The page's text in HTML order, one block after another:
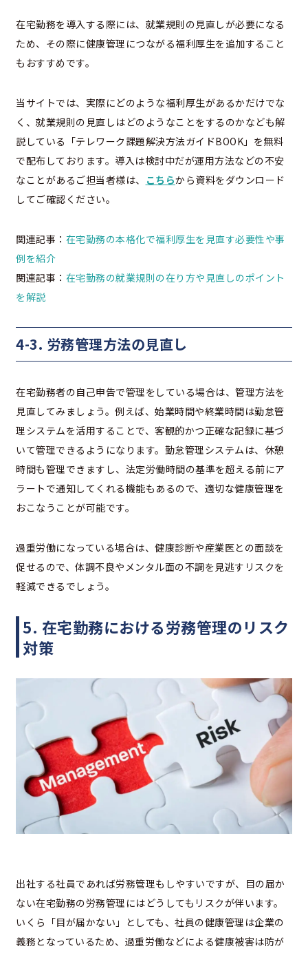
在宅勤務を導入する際には、就業規則の見直しが必要になる
ため、その際に健康管理につながる福利厚生を追加すること
もおすすめです。
当サイトでは、実際にどのような福利厚生があるかだけでな
く、就業規則の見直しはどのようなことをするのかなども解
説している「テレワーク課題解決方法ガイドBOOK」を無料
で配布しております。導入は検討中だが運用方法などの不安
なことがあるご担当者様は、
こちらから資料をダウンロード
してご確認ください。
関連記事： 在宅勤務の本格化で福利厚生を見直す必要性や事
例を紹介
関連記事： 在宅勤務の就業規則の在り方や見直しのポイント
を解説
4-3. 労務管理方法の見直し
在宅勤務者の自己申告で管理をしている場合は、管理方法を
見直してみましょう。例えば、始業時間や終業時間は勤怠管
理システムを活用することで、客観的かつ正確な記録に基づ
いて管理できるようになります。勤怠管理システムは、休憩
時間も管理できますし、法定労働時間の基準を超える前にア
ラートで通知してくれる機能もあるので、適切な健康管理を
おこなうことが可能です。
過重労働になっている場合は、健康診断や産業医との面談を
促せるので、体調不良やメンタル面の不調を見逃すリスクを
軽減できるでしょう。
5. 在宅勤務における労務管理のリスク
対策
出社する社員であれば労務管理もしやすいですが、目の届か
ない在宅勤務の労務管理にはどうしてもリスクが伴います。
いくら「目が届かない」としても、社員の健康管理は企業の
義務となっているため、過重労働などによる健康被害は防が